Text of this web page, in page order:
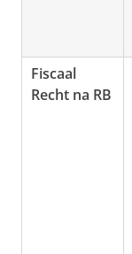
Fiscaal
Recht na RB